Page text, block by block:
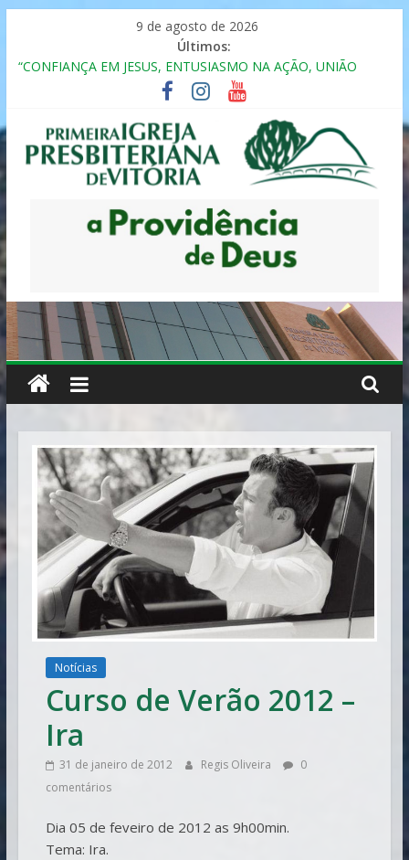
9 de agosto de 2026
Últimos:
“CONFIANÇA EM JESUS, ENTUSIASMO NA AÇÃO, UNIÃO
Seminário da Família 2025
Formação em Inclusão, Ensino e Relacionamento com
Pessoas Atípicas
12º ENCONTRO DE CASAIS
MULHER PRESBITERIANA
Primeira
Presbiteriana
de
Vitória
Notícias
Curso de Verão 2012 –
Ira
31 de janeiro de 2012 Regis Oliveira
0
comentários
Dia 05 de feveiro de 2012 as 9h00min.
Tema: Ira.